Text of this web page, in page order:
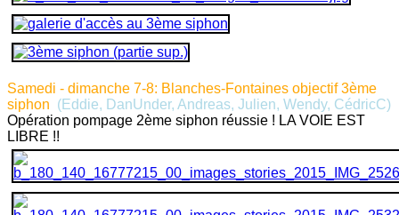
Samedi - dimanche 7-8: Blanches-Fontaines objectif 3ème
siphon (Eddie, DanUnder, Andreas, Julien, Wendy, CédricC)
Opération pompage 2ème siphon réussie ! LA VOIE EST
LIBRE !!